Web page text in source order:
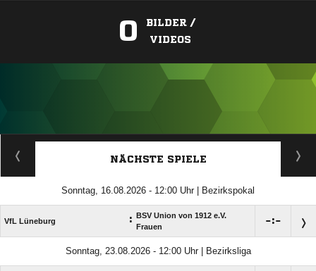
0
BILDER /
VIDEOS
ANZEIGE
NÄCHSTE SPIELE
Sonntag, 16.08.2026 - 12:00 Uhr | Bezirkspokal
VfL Lüneburg :
BSV Union von 1912 e.V.
Frauen
:
Sonntag, 23.08.2026 - 12:00 Uhr | Bezirksliga